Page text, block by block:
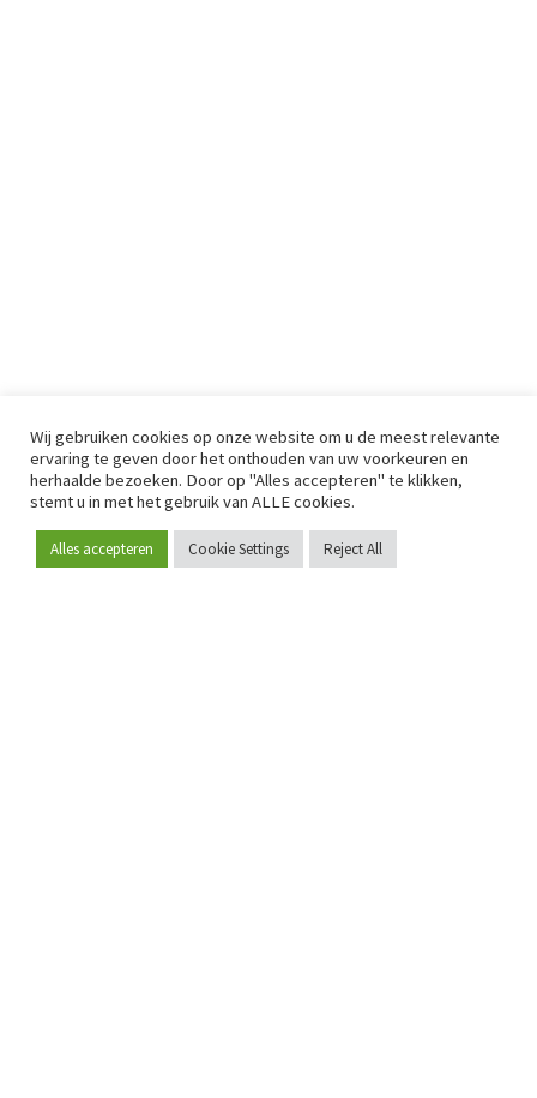
Word lid
Wij gebruiken cookies op onze website om u de meest relevante
ervaring te geven door het onthouden van uw voorkeuren en
herhaalde bezoeken. Door op "Alles accepteren" te klikken,
stemt u in met het gebruik van ALLE cookies.
Alles accepteren Cookie Settings Reject All